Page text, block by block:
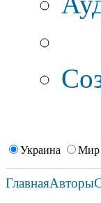
Украина Мир
ГлавнаяАвторы